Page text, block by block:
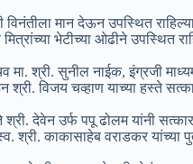
मान देऊन उपस्थित
भेटीच्या ओढीने उपस्थित
मा. श्री. सुनील नाईक, इंग्रजी
विजय चव्हाण याच्या हस्ते
देवेन उर्फ पपू ढोलम यांनी
श्री. काकासाहेब वराडकर यांच्या